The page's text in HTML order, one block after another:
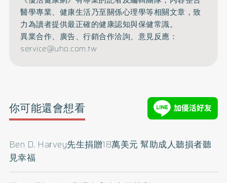
醫學專業、健康生活乃至關係心理學等相關文章，致
力為讀者提供最正確的健康認知與保健常識。
異業合作、廣告、行銷合作洽詢、意見反應：
service@uho.com.tw
你可能還會想看
Ben D. Harvey先生捐贈18萬美元 幫助成人聽損者聽
見幸福